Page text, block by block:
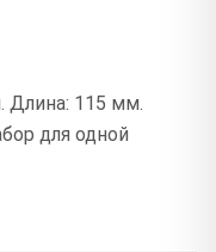
115 мм.
для одной